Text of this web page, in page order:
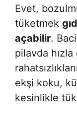
Evet,
tüketmek
açabilir.
pilavda
ekşi koku,
kesinlikle